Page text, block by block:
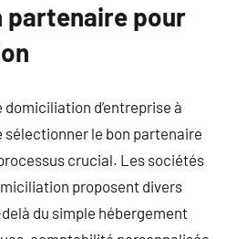
partenaire pour
domiciliation d’entreprise à
sélectionner le bon partenaire
crucial. Les sociétés
proposent divers
du simple hébergement